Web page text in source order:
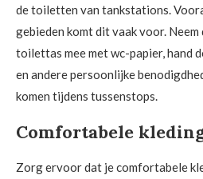
de toiletten van tankstations.
gebieden komt dit vaak voor. Neem
toilettas mee met wc-papier, hand
en andere persoonlijke
komen tijdens tussenstops.
Comfortabele
Zorg ervoor dat je comfortabele